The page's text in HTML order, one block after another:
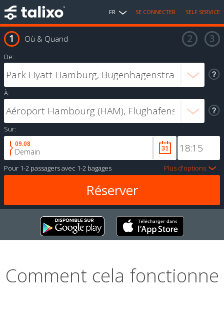
FR SE CONNECTER SELF SERVICE
Où & Quand
De:
À:
Sur:
09.08
Demain
Pour 1-2 passagersavec 1-2 bagages Plus d'options
Comment cela fonctionne